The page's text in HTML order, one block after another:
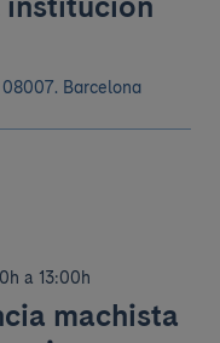
Barcelona
a 13:00h
machista